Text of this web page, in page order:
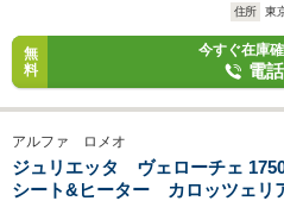
住所
東
無
料
今すぐ在庫
電
アルファ ロメオ
ジュリエッタ ヴェローチェ
シート&ヒーター カロッツェリ